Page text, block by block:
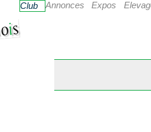
Club Annonces Expos
is